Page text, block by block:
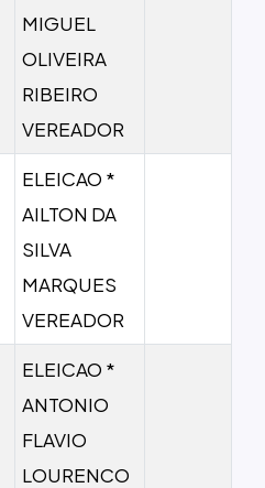
MIGUEL
OLIVEIRA
RIBEIRO
VEREADOR
ELEICAO *
AILTON DA
SILVA
MARQUES
VEREADOR
ELEICAO *
ANTONIO
FLAVIO
LOURENCO